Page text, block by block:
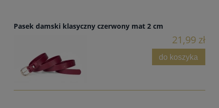
Pasek damski klasyczny czerwony mat 2 cm
21,99 zł
do koszyka